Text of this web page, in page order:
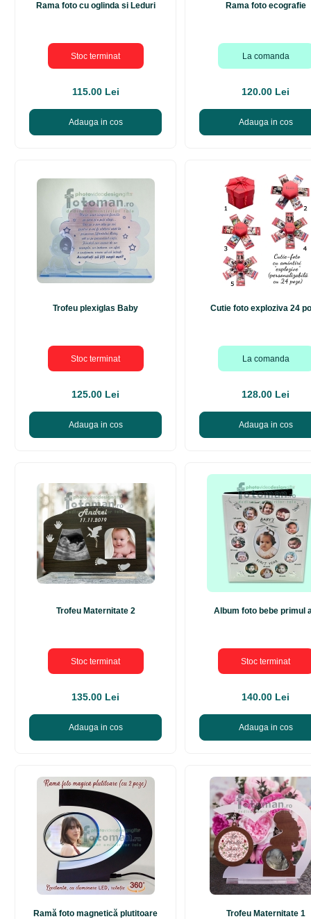
Rama foto cu oglinda si Leduri
Stoc terminat
115.00 Lei
Adauga in cos
Rama foto ecografie
La comanda
120.00 Lei
Adauga in cos
Trofeu plexiglas Baby
Stoc terminat
125.00 Lei
Adauga in cos
Cutie foto exploziva 24
La comanda
128.00 Lei
Adauga in cos
Trofeu Maternitate 2
Stoc terminat
135.00 Lei
Adauga in cos
Album foto bebe primul
Stoc terminat
140.00 Lei
Adauga in cos
Ramă foto magnetică plutitoare Trofeu Maternitate 1